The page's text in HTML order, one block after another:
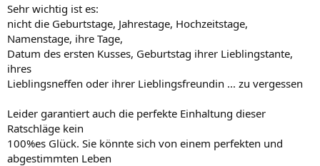
Sehr wichtig ist es:
nicht die Geburtstage, Jahrestage, Hochzeitstage,
Namenstage, ihre Tage,
Datum des ersten Kusses, Geburtstag ihrer Lieblingstante,
ihres
Lieblingsneffen oder ihrer Lieblingsfreundin ... zu vergessen
Leider garantiert auch die perfekte Einhaltung dieser
Ratschläge kein
100%es Glück. Sie könnte sich von einem perfekten und
abgestimmten Leben